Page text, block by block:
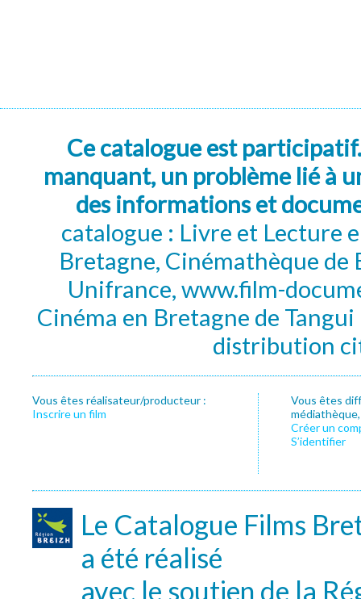
Ce catalogue est
manquant, un problème lié à
des informations et
catalogue : Livre et Lecture
Bretagne, Cinémathèque de
Unifrance, www.film-
Cinéma en Bretagne de
distribution
Vous êtes réalisateur/producteur :
Inscrire un film
Vous êtes
Créer un
S’identifier
Le Catalogue Films
a été réalisé
avec le soutien de la